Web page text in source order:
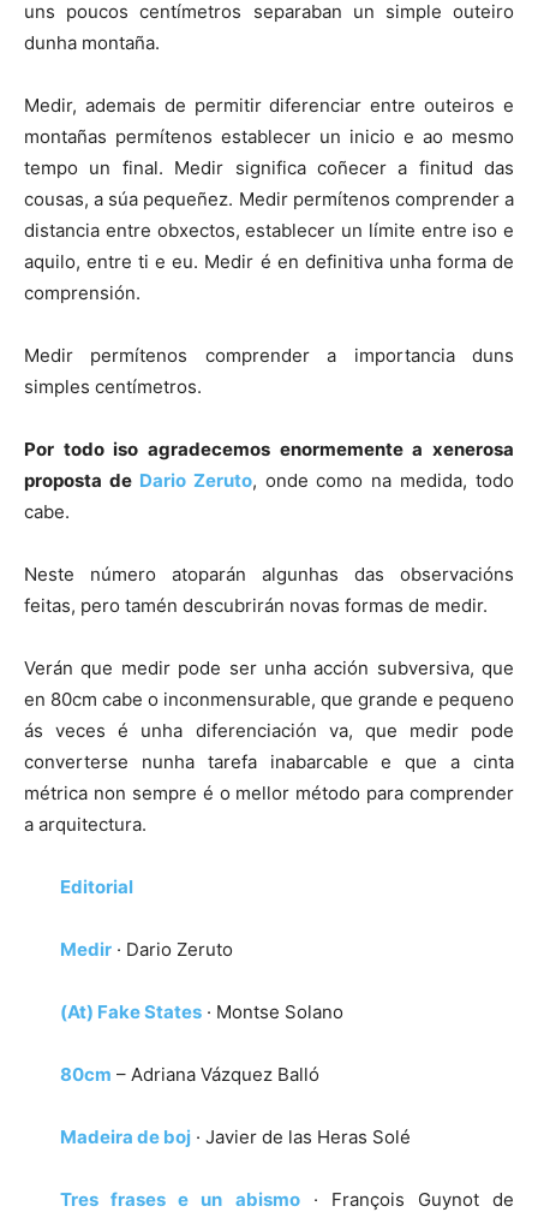
uns poucos centímetros separaban un simple outeiro
dunha montaña.
Medir, ademais de permitir diferenciar entre outeiros e
montañas permítenos establecer un inicio e ao mesmo
tempo un final. Medir significa coñecer a finitud das
cousas, a súa pequeñez. Medir permítenos comprender a
distancia entre obxectos, establecer un límite entre iso e
aquilo, entre ti e eu. Medir é en definitiva unha forma de
comprensión.
Medir permítenos comprender a importancia duns
simples centímetros.
Por todo iso agradecemos enormemente a xenerosa
proposta deDario Zeruto, onde como na medida, todo
cabe.
Neste número atoparán algunhas das observacións
feitas, pero tamén descubrirán novas formas de medir.
Verán que medir pode ser unha acción subversiva, que
en 80cm cabe o inconmensurable, que grande e pequeno
ás veces é unha diferenciación va, que medir pode
converterse nunha tarefa inabarcable e que a cinta
métrica non sempre é o mellor método para comprender
a arquitectura.
Editorial
Medir · Dario Zeruto
(At) Fake States · Montse Solano
80cm – Adriana Vázquez Balló
Madeira de boj · Javier de las Heras Solé
Tres frases e un abismo· François Guynot de